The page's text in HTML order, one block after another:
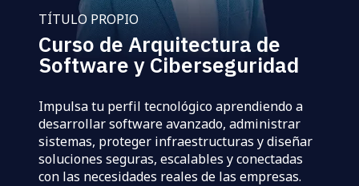
TÍTULO PROPIO
Curso de Arquitectura de
Software y Ciberseguridad
Impulsa tu perfil tecnológico aprendiendo a
desarrollar software avanzado, administrar
sistemas, proteger infraestructuras y diseñar
soluciones seguras, escalables y conectadas
con las necesidades reales de las empresas.